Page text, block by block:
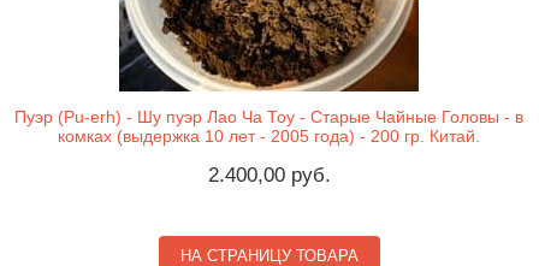
Пуэр (Pu-erh) - Шу пуэр Лао Ча Тоу - Старые Чайные Головы - в
комках (выдержка 10 лет - 2005 года) - 200 гр. Китай.
2.400,00 руб.
НА СТРАНИЦУ ТОВАРА